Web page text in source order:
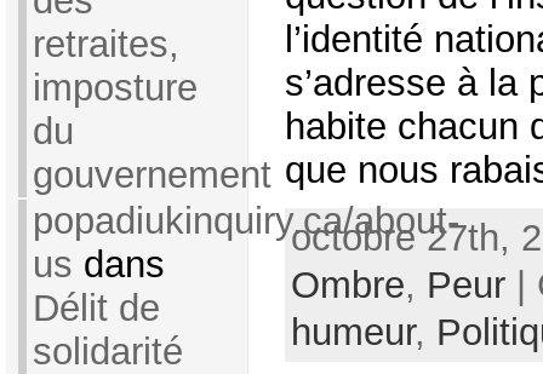
retraites,
imposture
du
gouvernement
popadiukinquiry.ca/about-
us dans
Délit de
solidarité
l’identité
s’adresse à la
habite chacun
que nous
octobre 27th,
Ombre, Peur|
humeur,